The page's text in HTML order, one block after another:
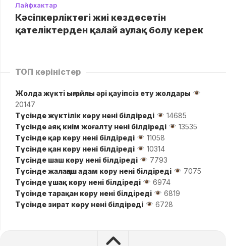
Лайфхактар
Кәсіпкерліктегі жиі кездесетін
қателіктерден қалай аулақ болу керек
ТОП көріністер
Жолда жүктi ыңғайлы әрі қауіпсіз ету жолдары
20147
Түсінде жүктілік көру нені білдіреді
14685
Түсінде аяқ киім жоғалту нені білдіреді
13535
Түсінде қар көру нені білдіреді
11058
Түсінде қан көру нені білдіреді
10314
Түсінде шаш көру нені білдіреді
7793
Түсінде жалаңаш адам көру нені білдіреді
7075
Түсінде ұшақ көру нені білдіреді
6974
Түсінде тарақан көру нені білдіреді
6819
Түсінде зират көру нені білдіреді
6728